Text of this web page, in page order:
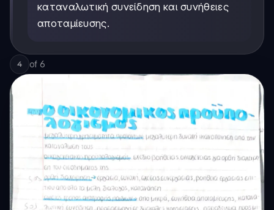
καταναλωτική συνείδηση και συνήθειες
αποταμίευσης.
4 of 6